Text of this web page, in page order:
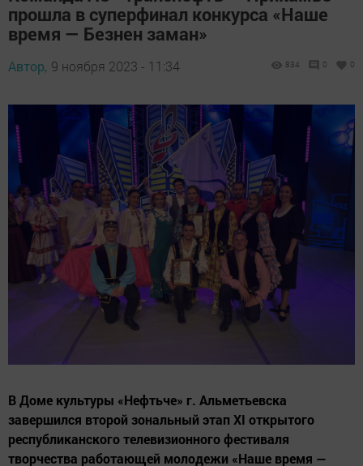
прошла в суперфинал конкурса «Наше
время — Безнен заман»
Автор, 9 ноября 2023 - 11:34 834 0 0
В Доме культуры «Нефтьче» г. Альметьевска
завершился второй зональный этап XI открытого
республиканского телевизионного фестиваля
творчества работающей молодежи «Наше время —